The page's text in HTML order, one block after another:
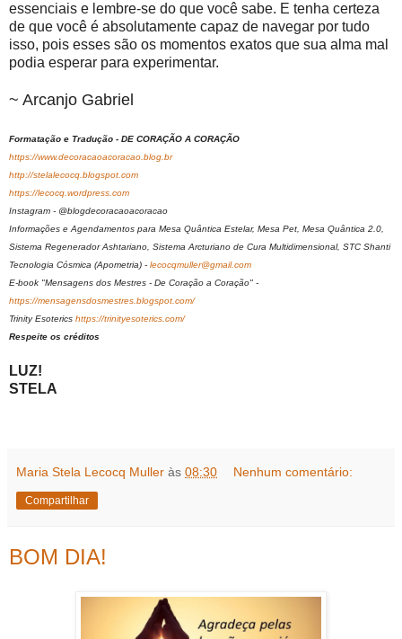
essenciais e lembre-se do que você sabe. E tenha certeza
de que você é absolutamente capaz de navegar por tudo
isso, pois esses são os momentos exatos que sua alma mal
podia esperar para experimentar.
~ Arcanjo Gabriel
Formatação e Tradução - DE CORAÇÃO A CORAÇÃO
https://www.decoracaoacoracao.blog.br
http://stelalecocq.blogspot.com
https://lecocq.wordpress.com
Instagram - @blogdecoracaoacoracao
Informações e Agendamentos para Mesa Quântica Estelar, Mesa Pet, Mesa Quântica 2.0,
Sistema Regenerador Ashtariano, Sistema Arcturiano de Cura Multidimensional, STC Shanti
Tecnologia Cósmica (Apometria) - lecocqmuller@gmail.com
E-book "Mensagens dos Mestres - De Coração a Coração" -
https://mensagensdosmestres.blogspot.com/
Trinity Esoterics https://trinityesoterics.com/
Respeite os créditos
LUZ!
STELA
Maria Stela Lecocq Muller às 08:30 Nenhum comentário:
Compartilhar
BOM DIA!